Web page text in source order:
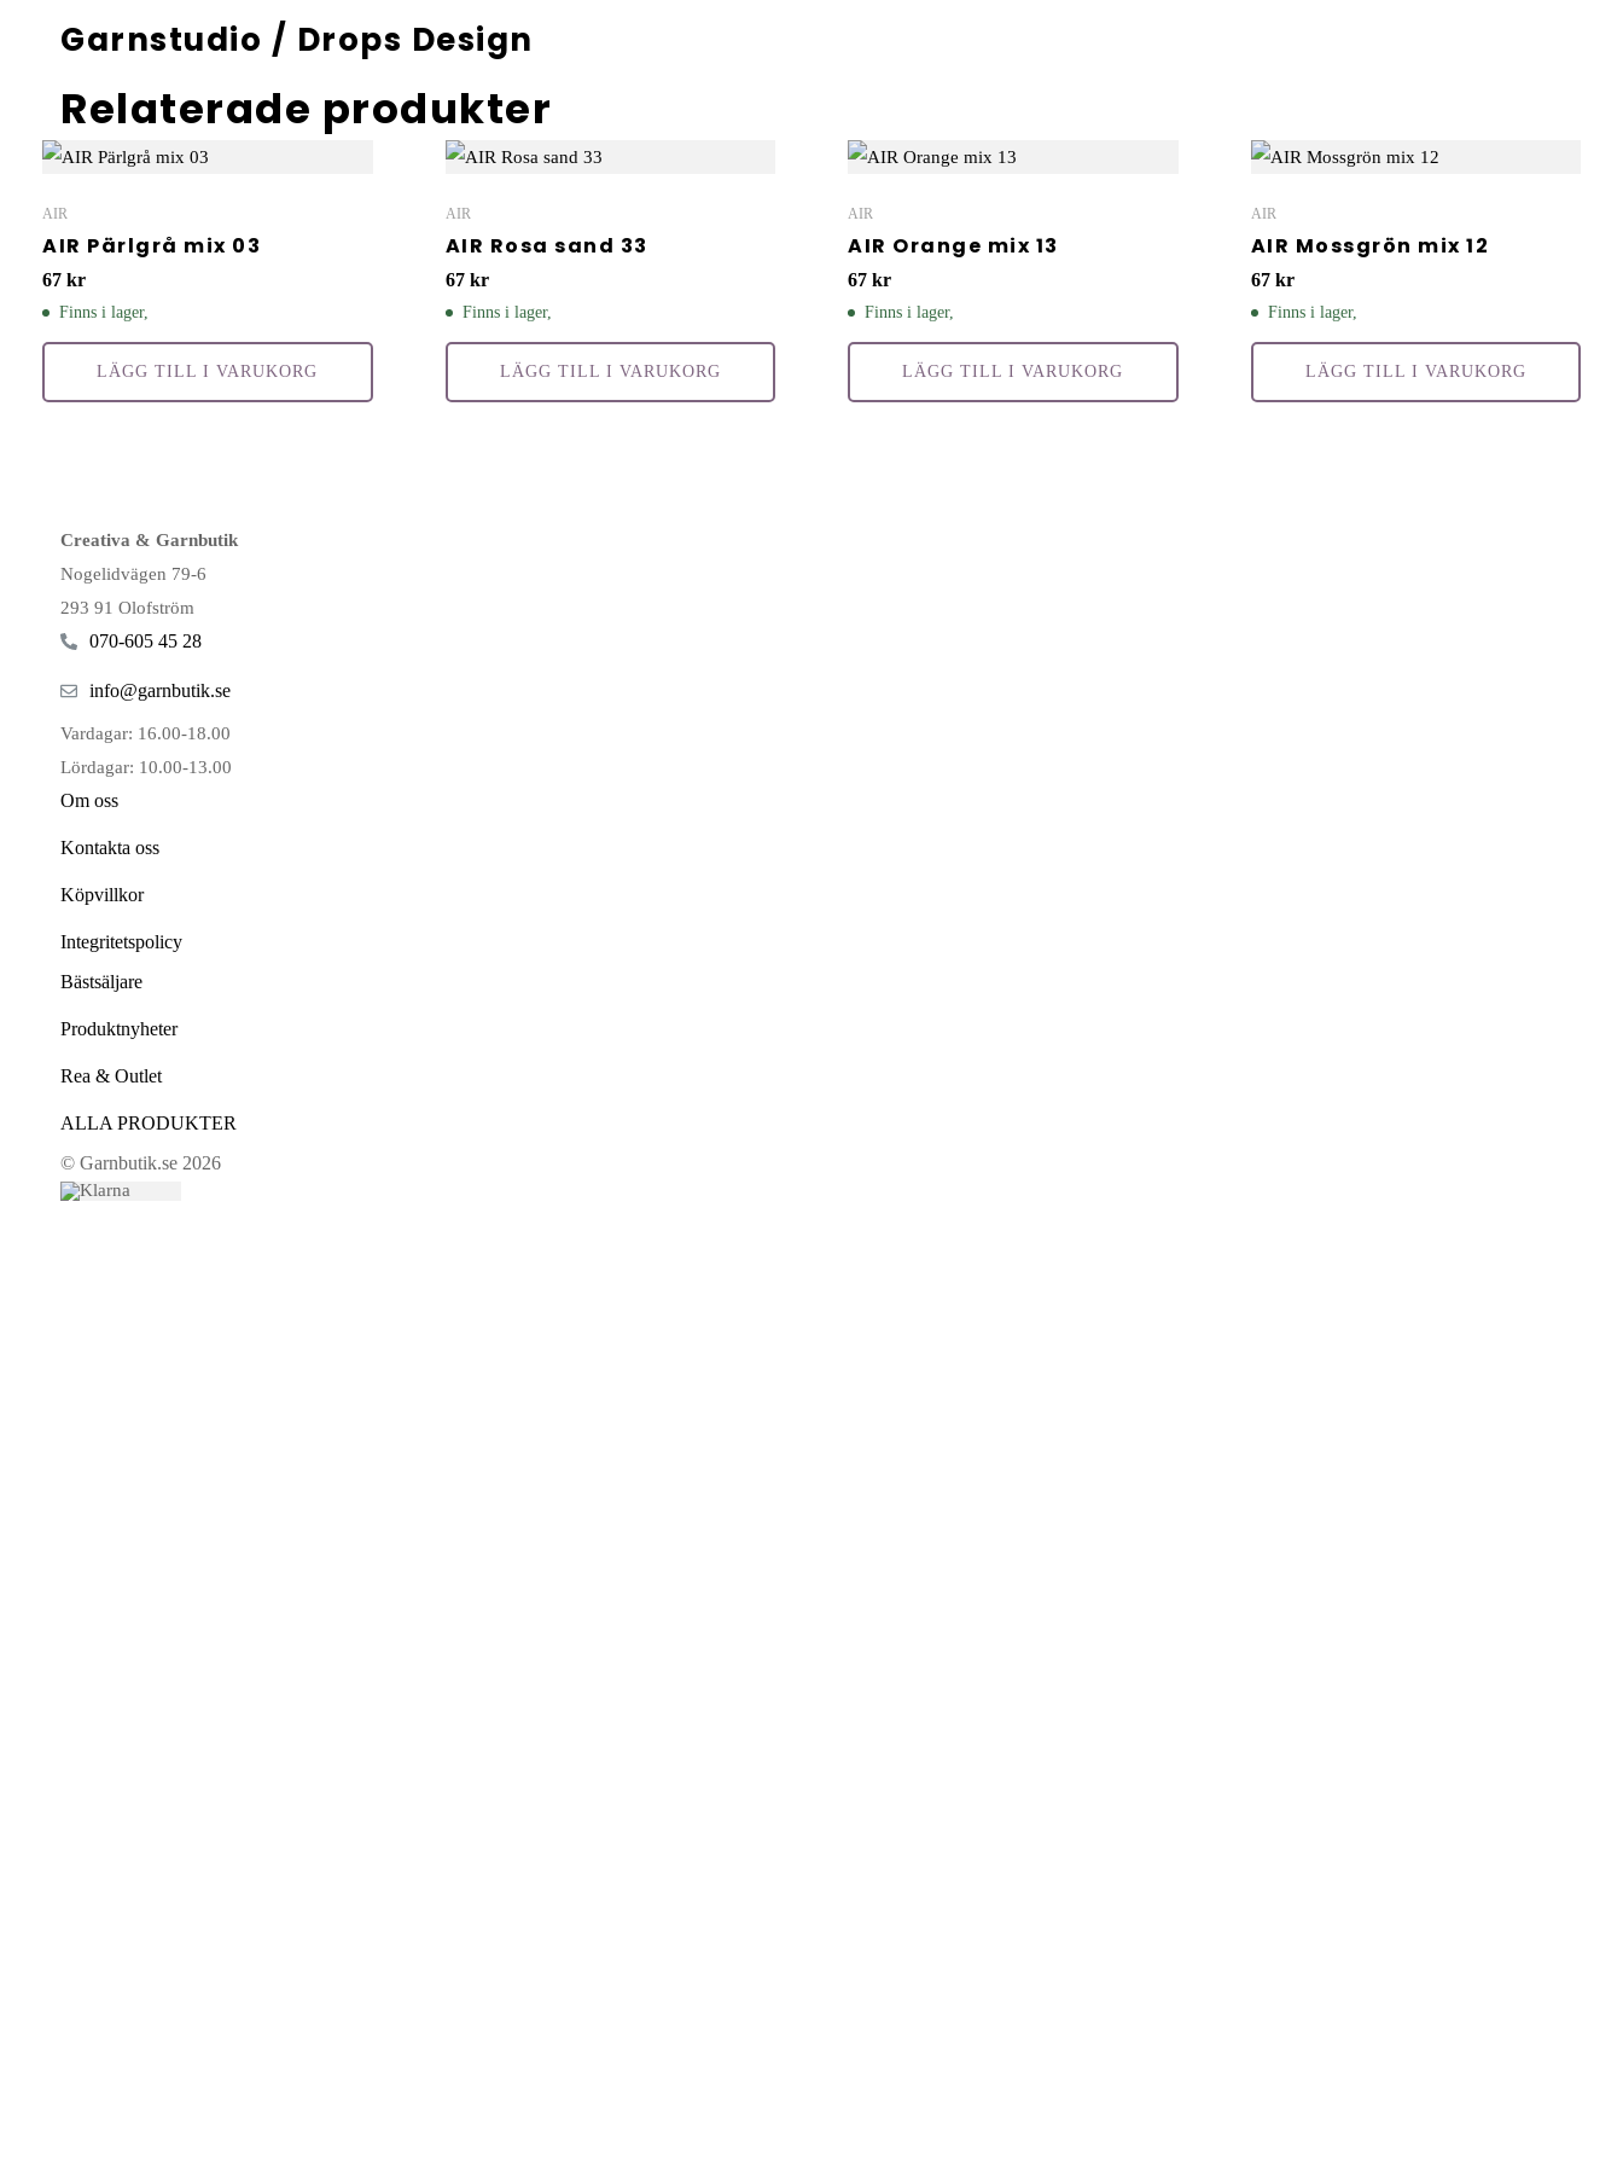
Garnstudio / Drops Design
Relaterade produkter
AIR
AIR Pärlgrå mix 03
67 kr
Finns i lager,
LÄGG TILL I VARUKORG
AIR
AIR Rosa sand 33
67 kr
Finns i lager,
LÄGG TILL I VARUKORG
AIR
AIR Orange mix 13
67 kr
Finns i lager,
LÄGG TILL I VARUKORG
AIR
AIR Mossgrön mix 12
67 kr
Finns i lager,
LÄGG TILL I VARUKORG
Creativa & Garnbutik
Nogelidvägen 79-6
293 91 Olofström
070-605 45 28
info@garnbutik.se
Vardagar: 16.00-18.00
Lördagar: 10.00-13.00
Om oss
Kontakta oss
Köpvillkor
Integritetspolicy
Bästsäljare
Produktnyheter
Rea & Outlet
ALLA PRODUKTER
© Garnbutik.se 2026